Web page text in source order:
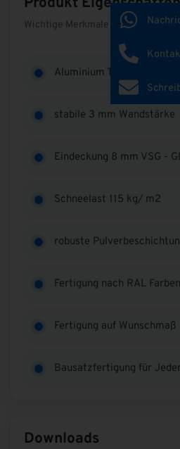
Wichtige Merkmale auf einen Blick
Aluminium Terrassendach
stabile 3 mm Wandstärke
Eindeckung 8 mm VSG -
Schneelast 115 kg/ m2
robuste
Fertigung nach RAL Farben
Fertigung auf Wunschmaß
Bausatzfertigung für
Downloads